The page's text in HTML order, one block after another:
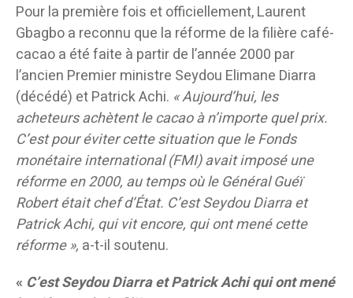
Pour la première fois et officiellement, Laurent
Gbagbo a reconnu que la réforme de la filière café-
cacao a été faite à partir de l’année 2000 par
l’ancien Premier ministre Seydou Elimane Diarra
(décédé) et Patrick Achi. «Aujourd’hui, les
acheteurs achètent le cacao à n’importe quel prix.
C’est pour éviter cette situation que le Fonds
monétaire international (FMI) avait imposé une
réforme en 2000, au temps où le Général Guéï
Robert était chef d’État. C’est Seydou Diarra et
Patrick Achi, qui vit encore, qui ont mené cette
réforme », a-t-il soutenu.
« C’est Seydou Diarra et Patrick Achi qui ont mené